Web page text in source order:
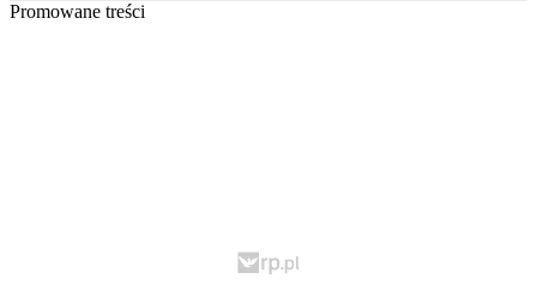
Promowane treści